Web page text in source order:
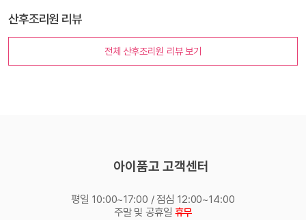
산후조리원 리뷰
전체 산후조리원 리뷰 보기
아이품고 고객센터
평일 10:00~17:00 / 점심 12:00~14:00
주말 및 공휴일 휴무